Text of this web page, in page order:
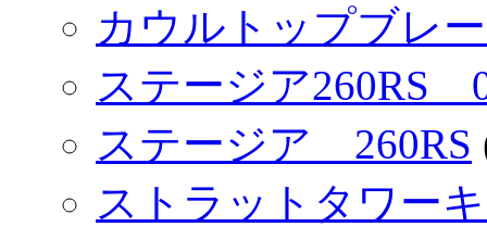
カウルトップブレ
ステージア260RS
ステージア 260RS
ストラットタワー